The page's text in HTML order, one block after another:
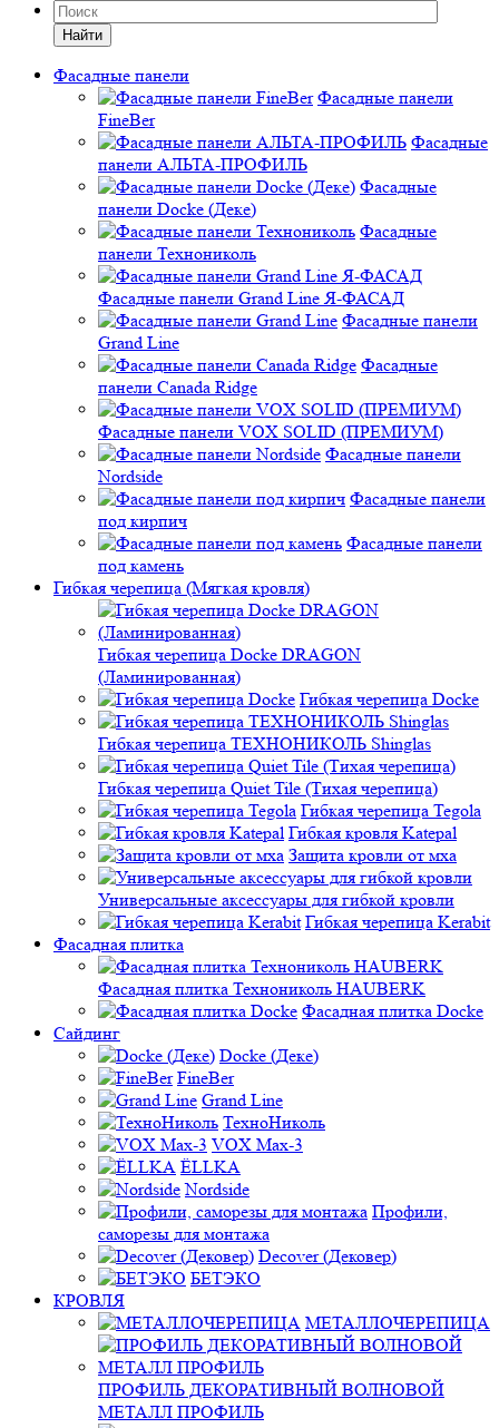
Найти
Фасадные панели
Фасадные панели
FineBer
Фасадные
панели АЛЬТА-ПРОФИЛЬ
Фасадные
панели Docke (Деке)
Фасадные
панели Технониколь
Фасадные панели Grand Line Я-ФАСАД
Фасадные панели
Grand Line
Фасадные
панели Canada Ridge
Фасадные панели VOX SOLID (ПРЕМИУМ)
Фасадные панели
Nordside
Фасадные панели
под кирпич
Фасадные панели
под камень
Гибкая черепица (Мягкая кровля)
Гибкая черепица Docke DRAGON
(Ламинированная)
Гибкая черепица Docke
Гибкая черепица ТЕХНОНИКОЛЬ Shinglas
Гибкая черепица Quiet Tile (Тихая черепица)
Гибкая черепица Tegola
Гибкая кровля Katepal
Защита кровли от мха
Универсальные аксессуары для гибкой кровли
Гибкая черепица Kerabit
Фасадная плитка
Фасадная плитка Технониколь HAUBERK
Фасадная плитка Docke
Сайдинг
Docke (Деке)
FineBer
Grand Line
ТехноНиколь
VOX Max-3
ЁLLKA
Nordside
Профили,
саморезы для монтажа
Decover (Дековер)
БЕТЭКО
КРОВЛЯ
МЕТАЛЛОЧЕРЕПИЦА
ПРОФИЛЬ ДЕКОРАТИВНЫЙ ВОЛНОВОЙ
МЕТАЛЛ ПРОФИЛЬ